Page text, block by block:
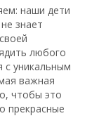
наши дети
знает
любого
с уникальным
важная
чтобы это
прекрасные